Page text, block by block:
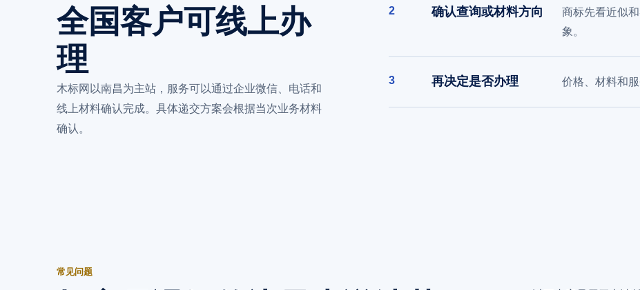
全国客户可线上办
理
木标网以南昌为主站，服务可以通过企业微信、电话和
线上材料确认完成。具体递交方案会根据当次业务材料
确认。
2 确认查询或材料方向
商标先看近似
象。
3 再决定是否办理 价格、材料和
常见问题